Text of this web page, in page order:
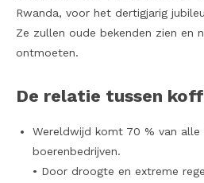
Rwanda, voor het dertigjarig
Ze zullen oude bekenden zien en
ontmoeten.
De relatie tussen
Wereldwijd komt 70 % van alle
boerenbedrijven.
• Door droogte en extreme